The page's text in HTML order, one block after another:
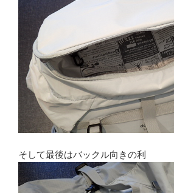
そして最後はバックル向きの利